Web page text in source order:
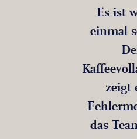
Es ist
einmal
zeigt
das